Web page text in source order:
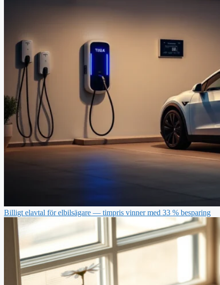
Billigt elavtal för elbilsägare — timpris vinner med 33 % besparing